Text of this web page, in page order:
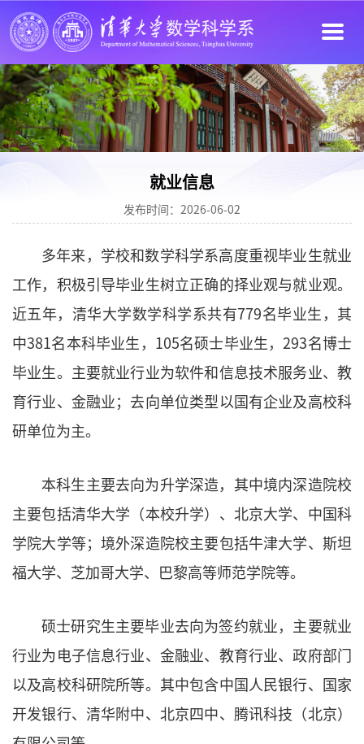
就业信息
发布时间：2026-06-02
多年来，学校和数学科学系高度重视毕业生就业
工作，积极引导毕业生树立正确的择业观与就业观。
近五年，清华大学数学科学系共有779名毕业生，其
中381名本科毕业生，105名硕士毕业生，293名博士
毕业生。主要就业行业为软件和信息技术服务业、教
育行业、金融业；去向单位类型以国有企业及高校科
研单位为主。
本科生主要去向为升学深造，其中境内深造院校
主要包括清华大学（本校升学）、北京大学、中国科
学院大学等；境外深造院校主要包括牛津大学、斯坦
福大学、芝加哥大学、巴黎高等师范学院等。
硕士研究生主要毕业去向为签约就业，主要就业
行业为电子信息行业、金融业、教育行业、政府部门
以及高校科研院所等。其中包含中国人民银行、国家
开发银行、清华附中、北京四中、腾讯科技（北京）